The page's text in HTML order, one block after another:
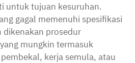
untuk tujuan kesuruhan.
gagal memenuhi spesifikasi
dikenakan prosedur
mungkin termasuk
kerja semula, atau